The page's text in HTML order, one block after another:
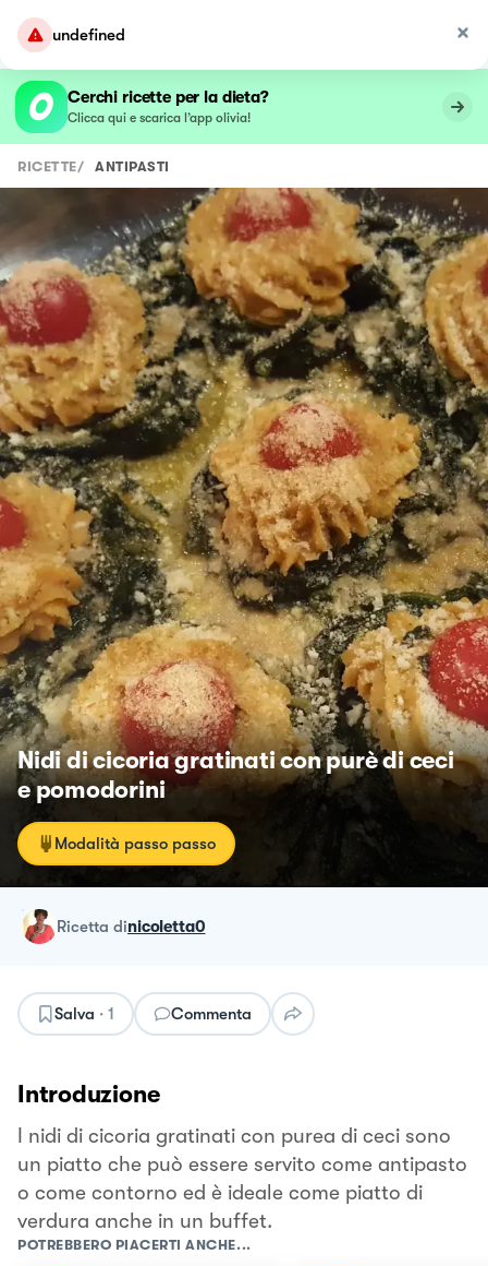
undefined
Cerchi ricette per la dieta?
Clicca qui e scarica l’app olivia!
RICETTE/ ANTIPASTI
Nidi di cicoria gratinati con purè di ceci
e pomodorini
Modalità passo passo
ricetta dinicoletta0
Salva · 1 Commenta
Introduzione
I nidi di cicoria gratinati con purea di ceci sono
un piatto che può essere servito come antipasto
o come contorno ed è ideale come piatto di
verdura anche in un buffet.
POTREBBERO PIACERTI ANCHE...